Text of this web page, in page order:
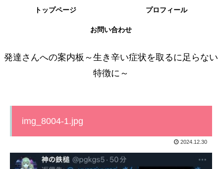
発達さんへの案内板～生き辛い症状を取るに足らない
特徴に～
トップページ プロフィール
お問い合わせ
img_8004-1.jpg
2024.12.30